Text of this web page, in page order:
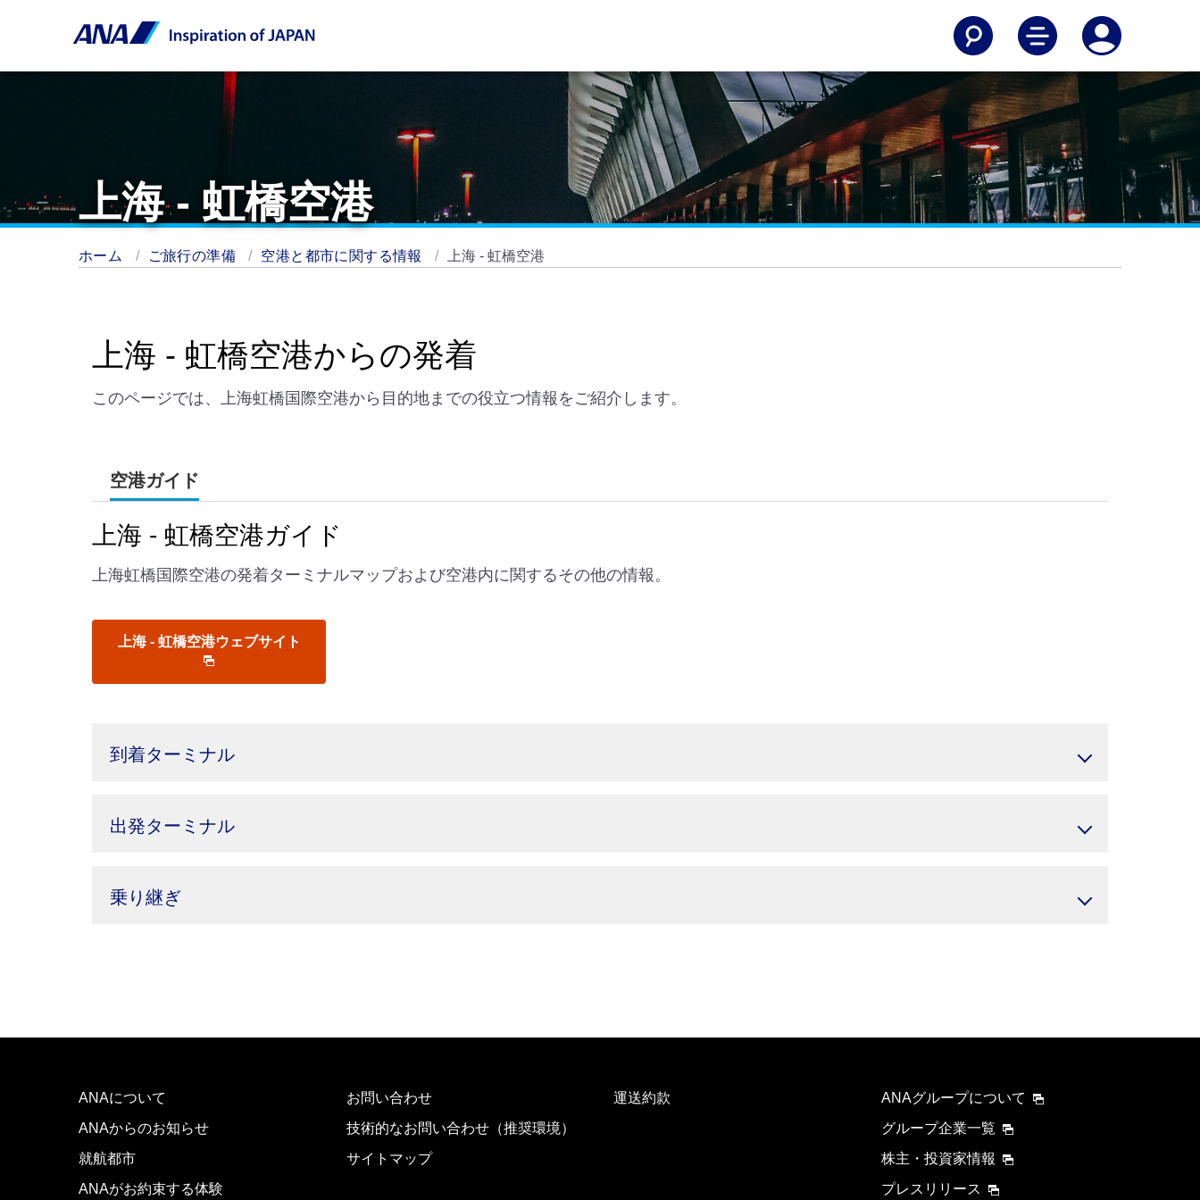
上海 - 虹橋空港
ホーム ご旅行の準備 空港と都市に関する情報 上海 - 虹橋空港
上海 - 虹橋空港からの発着
このページでは、上海虹橋国際空港から目的地までの役立つ情報をご紹介します。
空港ガイド
上海 - 虹橋空港ガイド
上海虹橋国際空港の発着ターミナルマップおよび空港内に関するその他の情報。
上海 - 虹橋空港ウェブサイト
到着ターミナル
出発ターミナル
乗り継ぎ
ANAについて
ANAからのお知らせ
就航都市
ANAがお約束する体験
お問い合わせ
技術的なお問い合わせ（推奨環境）
サイトマップ
運送約款
ANAグループについて
グループ企業一覧
株主・投資家情報
プレスリリース